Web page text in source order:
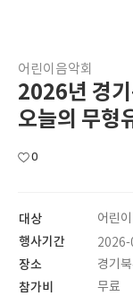
어린이음악회
2026년 경
오늘의 무형
0
대상 어린
행사기간 2026-
장소 경기
참가비 무료